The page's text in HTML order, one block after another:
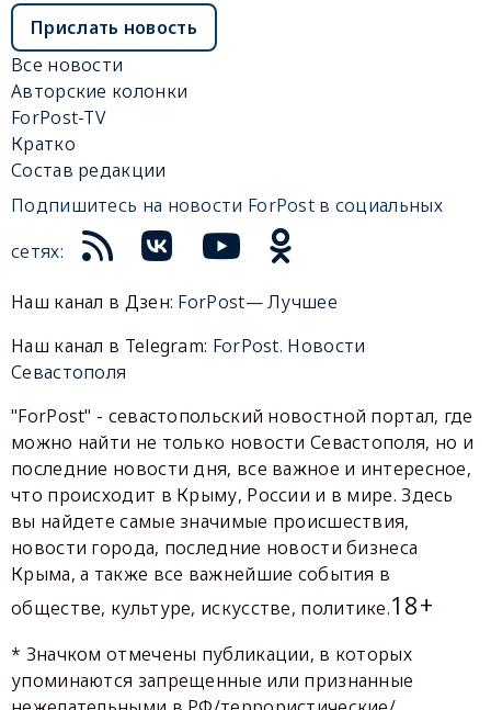
Прислать новость
Все новости
Авторские колонки
ForPost-TV
Кратко
Состав редакции
Подпишитесь на новости ForPost в социальных
сетях:
Наш канал в Дзен: ForPost— Лучшее
Наш канал в Telegram: ForPost. Новости
Севастополя
"ForPost" - севастопольский новостной портал, где
можно найти не только новости Севастополя, но и
последние новости дня, все важное и интересное,
что происходит в Крыму, России и в мире. Здесь
вы найдете самые значимые происшествия,
новости города, последние новости бизнеса
Крыма, а также все важнейшие события в
обществе, культуре, искусстве, политике.18+
* Значком отмечены публикации, в которых
упоминаются запрещенные или признанные